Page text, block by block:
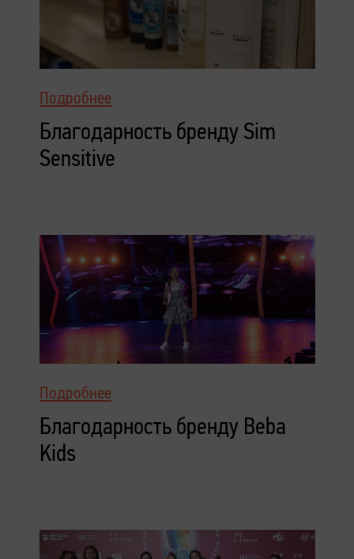
Подробнее
Благодарность бренду Sim
Sensitive
Подробнее
Благодарность бренду Beba
Kids